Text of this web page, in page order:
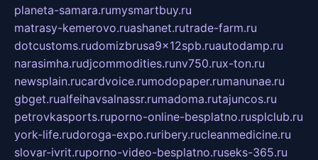
planeta-samara.rumysmartbuy.ru
matrasy-kemerovo.ruashanet.rutrade-farm.ru
dotcustoms.rudomizbrusa9x12spb.ruautodamp.ru
narasimha.rudjcommodities.runv750.rux-ton.ru
newsplain.rucardvoice.rumodopaper.rumanunae.ru
gbget.rualfeihavsalnassr.rumadoma.rutajuncos.ru
petrovkasports.ruporno-online-besplatno.rusplclub.ru
york-life.rudoroga-expo.ruribery.rucleanmedicine.ru
slovar-ivrit.ruporno-video-besplatno.ruseks-365.ru